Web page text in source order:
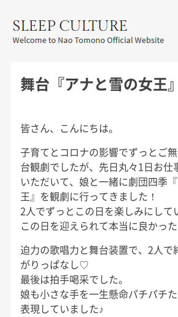
CULTURE
舞台『アナと雪の女王』
皆さん、こんにちは。
子育てとコロナの影響でずっとご
台観劇でしたが、先日丸々1日お仕
いただいて、娘と一緒に劇団四季
王』を観劇に行ってきました！
2人でずっとこの日を楽しみにして
この日を迎えられて本当に良かった
迫力の歌唱力と舞台装置で、2人で
がりっぱなし♡
最後は拍手喝采でした。
娘も小さな手を一生懸命パチパチ
表現していました♪